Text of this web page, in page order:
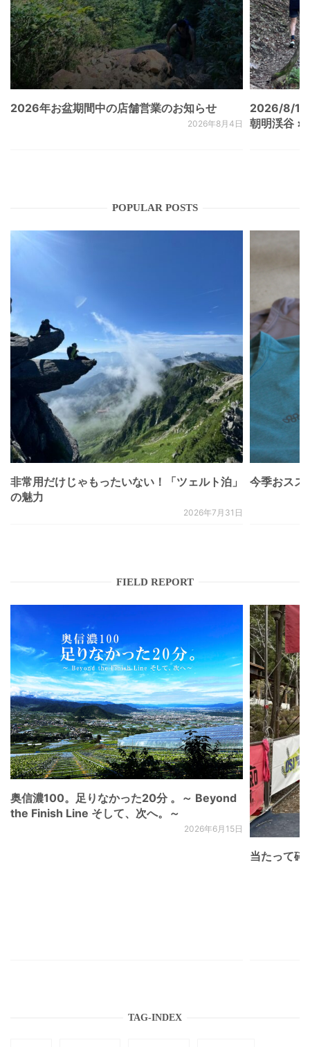
2026年お盆期間中の店舗営業のお知らせ
2026年8月4日
2026/8/
朝明渓谷 ×
POPULAR POSTS
非常用だけじゃもったいない！「ツェルト泊」
の魅力
2026年7月31日
今季おスス
FIELD REPORT
奥信濃100。足りなかった20分 。～ Beyond
the Finish Line そして、次へ。～
2026年6月15日
当たって砕
TAG-INDEX